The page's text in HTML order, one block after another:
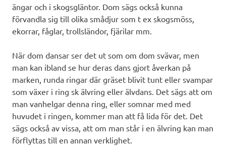
ängar och i skogsgläntor. Dom sägs också kunna
förvandla sig till olika smådjur som t ex skogsmöss,
ekorrar, fåglar, trollsländor, fjärilar mm.
När dom dansar ser det ut som om dom svävar, men
man kan ibland se hur deras dans gjort åverkan på
marken, runda ringar där gräset blivit tunt eller svampar
som växer i ring sk älvring eller älvdans. Det sägs att om
man vanhelgar denna ring, eller somnar med med
huvudet i ringen, kommer man att få lida för det. Det
sägs också av vissa, att om man står i en älvring kan man
förflyttas till en annan verklighet.